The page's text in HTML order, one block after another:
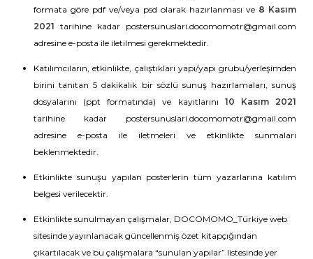
formata göre pdf ve/veya psd olarak hazırlanması ve 8 Kasım
2021 tarihine kadar postersunuslari.docomomotr@gmail.com
adresine e-posta ile iletilmesi gerekmektedir.
Katılımcıların, etkinlikte, çalıştıkları yapı/yapı grubu/yerleşimden
birini tanıtan 5 dakikalık bir sözlü sunuş hazırlamaları, sunuş
dosyalarını (ppt formatında) ve kayıtlarını 10 Kasım 2021
tarihine kadar postersunuslari.docomomotr@gmail.com
adresine e-posta ile iletmeleri ve etkinlikte sunmaları
beklenmektedir.
Etkinlikte sunuşu yapılan posterlerin tüm yazarlarına katılım
belgesi verilecektir.
Etkinlikte sunulmayan çalışmalar, DOCOMOMO_Türkiye web
sitesinde yayınlanacak güncellenmiş özet kitapçığından
çıkartılacak ve bu çalışmalara “sunulan yapılar” listesinde yer